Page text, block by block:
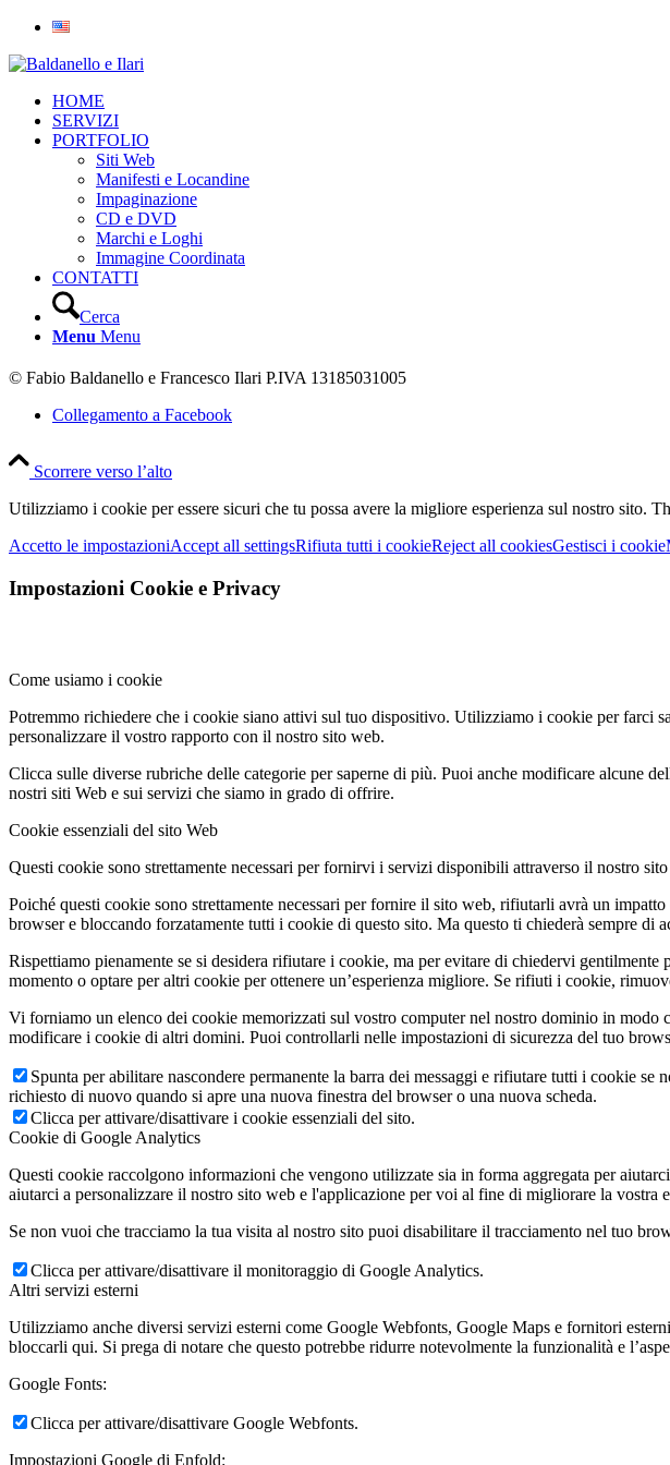
HOME
SERVIZI
PORTFOLIO
Siti Web
Manifesti e Locandine
Impaginazione
CD e DVD
Marchi e Loghi
Immagine Coordinata
CONTATTI
Cerca
Menu Menu
© Fabio Baldanello e Francesco Ilari P.IVA 13185031005
Collegamento a Facebook
Scorrere verso l’alto
Utilizziamo i cookie per essere sicuri che tu possa avere la migliore esperienza sul nostro sito.
Accetto le impostazioniAccept all settingsRifiuta tutti i cookieReject all cookiesGestisci i cookie
Impostazioni Cookie e Privacy
Come usiamo i cookie
Potremmo richiedere che i cookie siano attivi sul tuo dispositivo. Utilizziamo i cookie per farci
personalizzare il vostro rapporto con il nostro sito web.
Clicca sulle diverse rubriche delle categorie per saperne di più. Puoi anche modificare alcune
nostri siti Web e sui servizi che siamo in grado di offrire.
Cookie essenziali del sito Web
Questi cookie sono strettamente necessari per fornirvi i servizi disponibili attraverso il nostro
Poiché questi cookie sono strettamente necessari per fornire il sito web, rifiutarli avrà un
browser e bloccando forzatamente tutti i cookie di questo sito. Ma questo ti chiederà sempre di
Rispettiamo pienamente se si desidera rifiutare i cookie, ma per evitare di chiedervi
momento o optare per altri cookie per ottenere un’esperienza migliore. Se rifiuti i cookie,
Vi forniamo un elenco dei cookie memorizzati sul vostro computer nel nostro dominio in modo
modificare i cookie di altri domini. Puoi controllarli nelle impostazioni di sicurezza del tuo
Spunta per abilitare nascondere permanente la barra dei messaggi e rifiutare tutti i cookie
richiesto di nuovo quando si apre una nuova finestra del browser o una nuova scheda.
Clicca per attivare/disattivare i cookie essenziali del sito.
Cookie di Google Analytics
Questi cookie raccolgono informazioni che vengono utilizzate sia in forma aggregata per
aiutarci a personalizzare il nostro sito web e l'applicazione per voi al fine di migliorare la vostra
Se non vuoi che tracciamo la tua visita al nostro sito puoi disabilitare il tracciamento nel tuo
Clicca per attivare/disattivare il monitoraggio di Google Analytics.
Altri servizi esterni
Utilizziamo anche diversi servizi esterni come Google Webfonts, Google Maps e fornitori
bloccarli qui. Si prega di notare che questo potrebbe ridurre notevolmente la funzionalità e
Google Fonts:
Clicca per attivare/disattivare Google Webfonts.
Impostazioni Google di Enfold: